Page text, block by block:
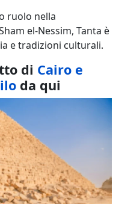
ruolo nella
el-Nessim, Tanta è
e tradizioni culturali.
di Cairo e
da qui